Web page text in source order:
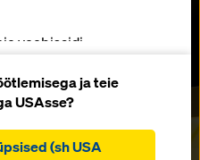
MAKE IT
from
veebisaidi
Doka veebipoe
ja teie
USAsse?
(sh USA